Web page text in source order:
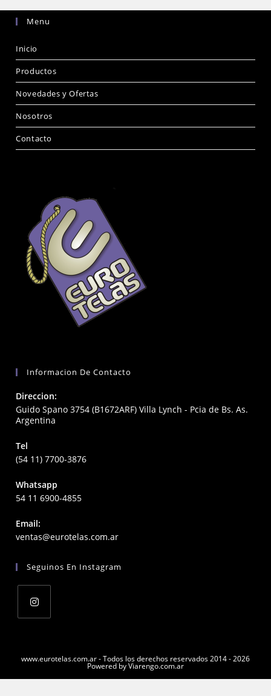
Menu
Inicio
Productos
Novedades y Ofertas
Nosotros
Contacto
Informacion De Contacto
Direccion:
Guido Spano 3754 (B1672ARF) Villa Lynch - Pcia de Bs. As.
Argentina
Tel
(54 11) 7700-3876
Whatsapp
54 11 6900-4855
Email:
ventas@eurotelas.com.arOpens
application
Seguinos En Instagram
awww.eurotelas.com.ar - Todos los derechos reservados 2014 - 2026
Powered by Viarengo.com.ar